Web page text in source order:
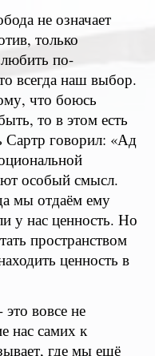
не означает
только
по-
всегда наш выбор.
что боюсь
то в этом есть
говорил: «Ад
особый смысл.
мы отдаём ему
у нас ценность. Но
пространством
ценность в
вовсе не
нас самих к
где мы ещё